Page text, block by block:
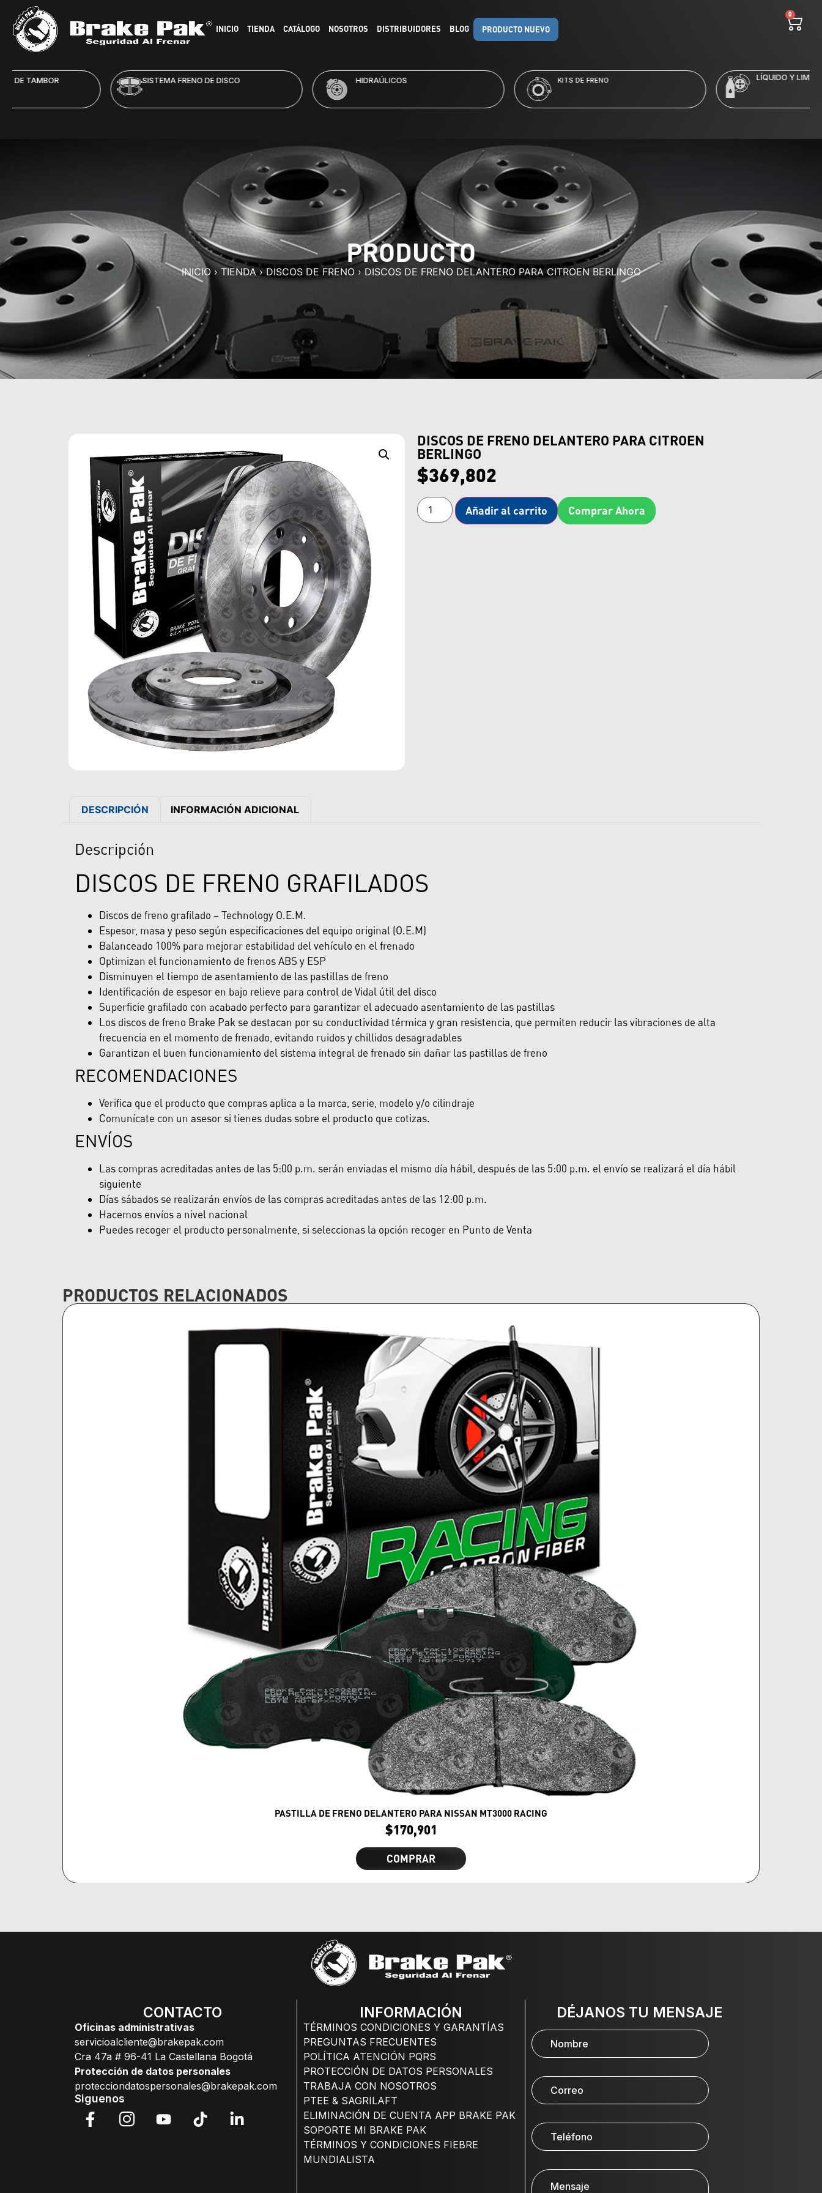
INICIO TIENDA CATÁLOGO NOSOTROS DISTRIBUIDORES BLOG PRODUCTO NUEVO
0
SISTEMA FRENO DE DISCO HIDRAÚLICOS KITS DE FRENO LÍQUIDO Y LIMPIADORES
PRODUCTO
INICIO› TIENDA›DISCOS DE FRENO› DISCOS DE FRENO DELANTERO PARA CITROEN BERLINGO
DISCOS DE FRENO DELANTERO PARA CITROEN
BERLINGO
$369,802
Añadir al carrito Comprar Ahora
DESCRIPCIÓN INFORMACIÓN ADICIONAL
Descripción
DISCOS DE FRENO GRAFILADOS
Discos de freno grafilado – Technology O.E.M.
Espesor, masa y peso según especificaciones del equipo original (O.E.M)
Balanceado 100% para mejorar estabilidad del vehículo en el frenado
Optimizan el funcionamiento de frenos ABS y ESP
Disminuyen el tiempo de asentamiento de las pastillas de freno
Identificación de espesor en bajo relieve para control de Vidal útil del disco
Superficie grafilado con acabado perfecto para garantizar el adecuado asentamiento de las pastillas
Los discos de freno Brake Pak se destacan por su conductividad térmica y gran resistencia, que permiten reducir las vibraciones de alta
frecuencia en el momento de frenado, evitando ruidos y chillidos desagradables
Garantizan el buen funcionamiento del sistema integral de frenado sin dañar las pastillas de freno
RECOMENDACIONES
Verifica que el producto que compras aplica a la marca, serie, modelo y/o cilindraje
Comunícate con un asesor si tienes dudas sobre el producto que cotizas.
ENVÍOS
Las compras acreditadas antes de las 5:00 p.m. serán enviadas el mismo día hábil, después de las 5:00 p.m. el envío se realizará el día hábil
siguiente
Días sábados se realizarán envíos de las compras acreditadas antes de las 12:00 p.m.
Hacemos envíos a nivel nacional
Puedes recoger el producto personalmente, si seleccionas la opción recoger en Punto de Venta
PRODUCTOS RELACIONADOS
PASTILLA DE FRENO DELANTERO PARA NISSAN MT3000 RACING
$170,901
COMPRAR
CONTACTO
Oficinas administrativas
servicioalcliente@brakepak.com
Cra 47a # 96-41 La Castellana Bogotá
Protección de datos personales
protecciondatospersonales@brakepak.com
Siguenos
INFORMACIÓN
TÉRMINOS CONDICIONES Y GARANTÍAS
PREGUNTAS FRECUENTES
POLÍTICA ATENCIÓN PQRS
PROTECCIÓN DE DATOS PERSONALES
TRABAJA CON NOSOTROS
PTEE & SAGRILAFT
ELIMINACIÓN DE CUENTA APP BRAKE PAK
SOPORTE MI BRAKE PAK
TÉRMINOS Y CONDICIONES FIEBRE
MUNDIALISTA
DÉJANOS TU MENSAJE